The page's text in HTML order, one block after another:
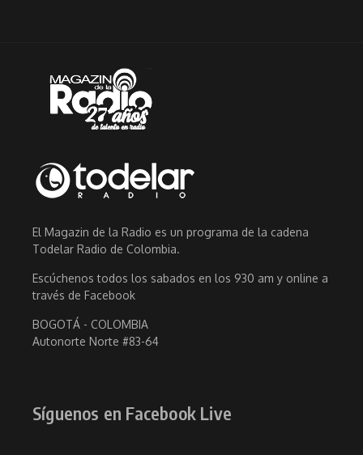
El Magazin de la Radio es un programa de la cadena
Todelar Radio de Colombia.
Escúchenos todos los sabados en los 930 am y online a
través de Facebook
BOGOTÁ - COLOMBIA
Autonorte Norte #83-64
Síguenos en Facebook Live